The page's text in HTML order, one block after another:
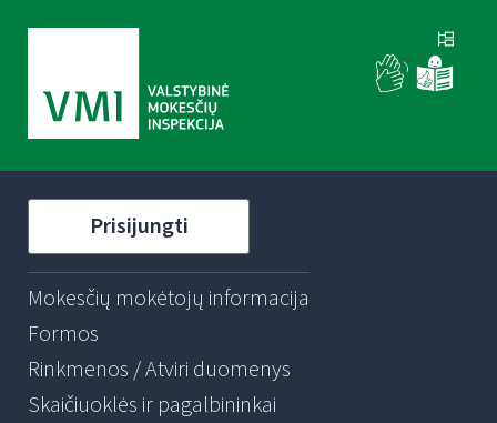
Prisijungti
Mokesčių mokėtojų informacija
Formos
Rinkmenos / Atviri duomenys
Skaičiuoklės ir pagalbininkai